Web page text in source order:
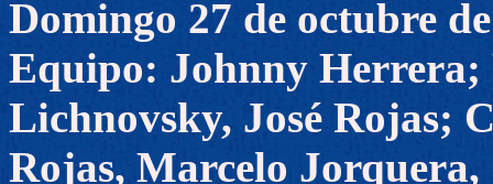
Domingo 27 de octubre
Equipo: Johnny Herrera;
Lichnovsky, José Rojas;
Rojas, Marcelo